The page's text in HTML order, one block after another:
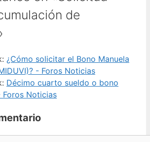
de
¿Cómo solicitar el Bono Manuela
- Foros Noticias
Décimo cuarto sueldo o bono
Foros Noticias